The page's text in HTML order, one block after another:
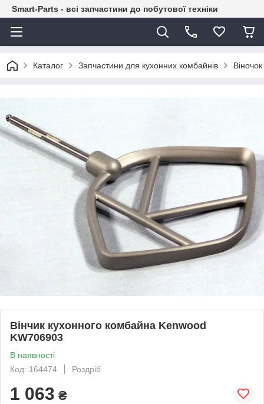
Smart-Parts - всі запчастини до побутової техніки
Каталог Запчастини для кухонних комбайнів
Вінчик кухонного комбайна Kenwood
KW706903
В наявності
Код: 164474
Роздріб
1 063 ₴